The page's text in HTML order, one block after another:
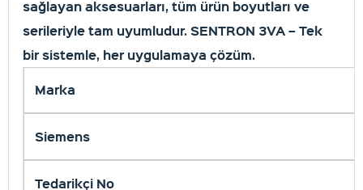
sağlayan aksesuarları, tüm ürün boyutları ve
serileriyle tam uyumludur. SENTRON 3VA – Tek
bir sistemle, her uygulamaya çözüm.
Marka
Siemens
Tedarikçi No